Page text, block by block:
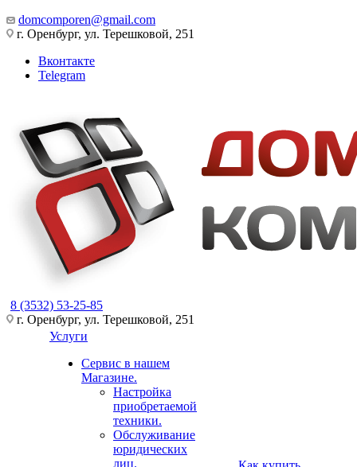
domcomporen@gmail.com
г. Оренбург, ул. Терешковой, 251
Вконтакте
Telegram
8 (3532) 53-25-85
г. Оренбург, ул. Терешковой, 251
Услуги
Сервис в нашем
Магазине.
Настройка
приобретаемой
техники.
Обслуживание
юридических
лиц.